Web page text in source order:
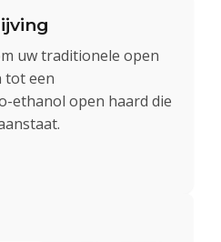
uw traditionele open
tot een
ethanol open haard die